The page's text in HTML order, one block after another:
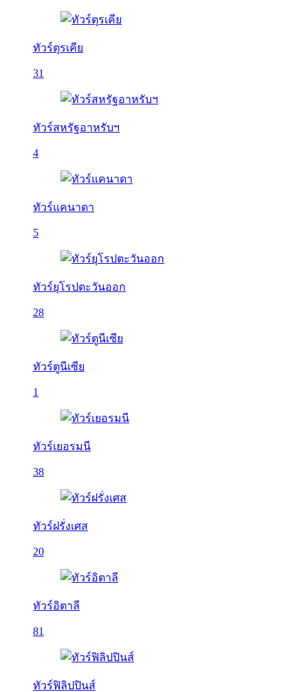
ทัวร์ตุรเคีย
31
ทัวร์สหรัฐอาหรับฯ
4
ทัวร์แคนาดา
5
ทัวร์ยุโรปตะวันออก
28
ทัวร์ตูนีเซีย
1
ทัวร์เยอรมนี
38
ทัวร์ฝรั่งเศส
20
ทัวร์อิตาลี
81
ทัวร์ฟิลิปปินส์